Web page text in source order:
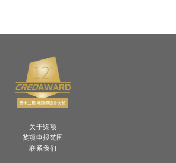
关于奖项
奖项申报范围
联系我们